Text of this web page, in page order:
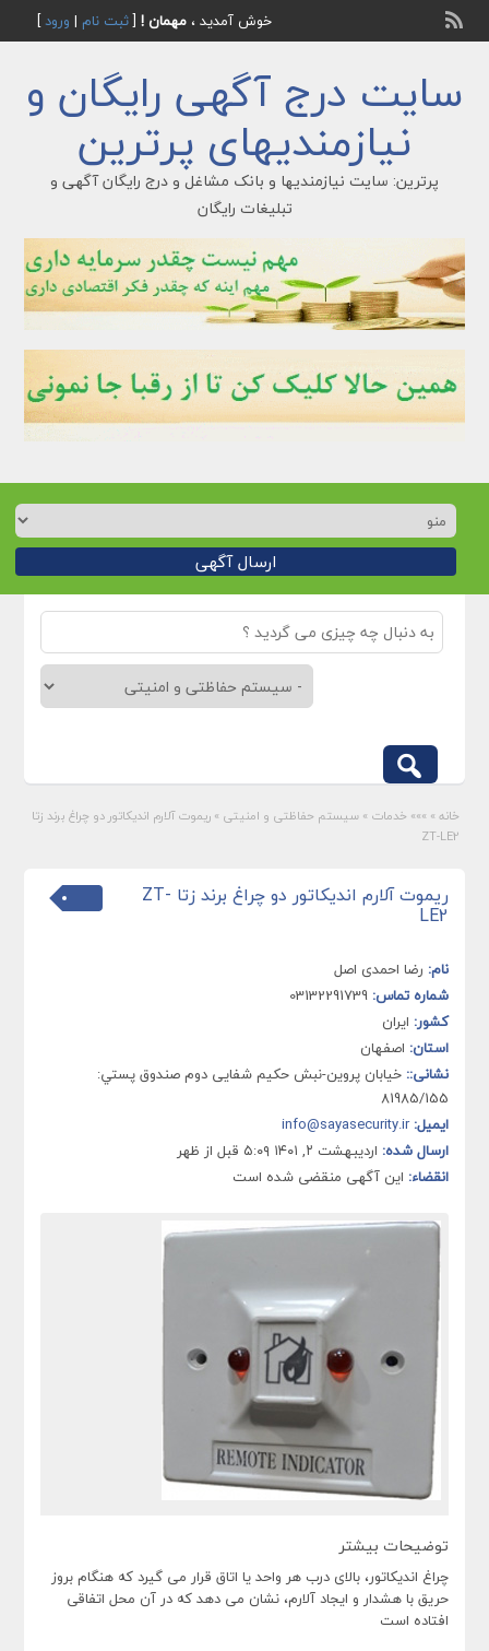
خوش آمدید ، مهمان ![ثبت نام | ورود]
سایت درج آگهی رایگان و
نیازمندیهای پرترین
پرترین: سایت نیازمندیها و بانک مشاغل و درج رایگان آگهی و
تبلیغات رایگان
ارسال آگهی
خانه » »»» خدمات » سیستم حفاظتی و امنیتی » ریموت آلارم اندیکاتور دو چراغ برند زتا
ZT-LE2
ریموت آلارم اندیکاتور دو چراغ برند زتا ZT-
LE2
نام: رضا احمدی اصل
شماره تماس: 03132291739
کشور: ایران
استان: اصفهان
نشانی:: خيابان پروین-نبش حکیم شفایی دوم صندوق پستي:
81985/155
ایمیل: info@sayasecurity.ir
ارسال شده: اردیبهشت ۲, ۱۴۰۱ ۵:۰۹ قبل از ظهر
انقضاء: این آگهی منقضی شده است
توضیحات بیشتر
چراغ اندیکاتور، بالای درب هر واحد یا اتاق قرار می گیرد که هنگام بروز
حریق با هشدار و ایجاد آلارم، نشان می دهد که در آن محل اتفاقی
افتاده است